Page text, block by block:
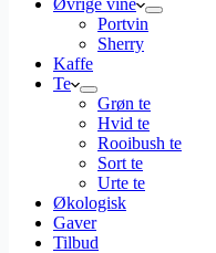
Øvrige vine
Portvin
Sherry
Kaffe
Te
Grøn te
Hvid te
Rooibush te
Sort te
Urte te
Økologisk
Gaver
Tilbud